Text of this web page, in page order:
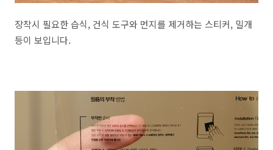
장착시 필요한 습식, 건식 도구와 먼지를 제거하는 스티커, 밀개
등이 보입니다.